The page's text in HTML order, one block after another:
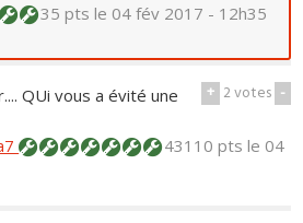
35 ptsle 04 fév 2017 - 12h35
+ 2votes -
QUi vous a évité une
43110 ptsle 04